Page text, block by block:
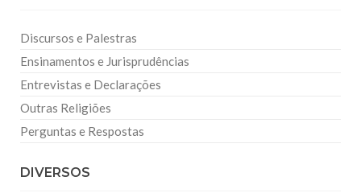
Discursos e Palestras
Ensinamentos e Jurisprudências
Entrevistas e Declarações
Outras Religiões
Perguntas e Respostas
DIVERSOS